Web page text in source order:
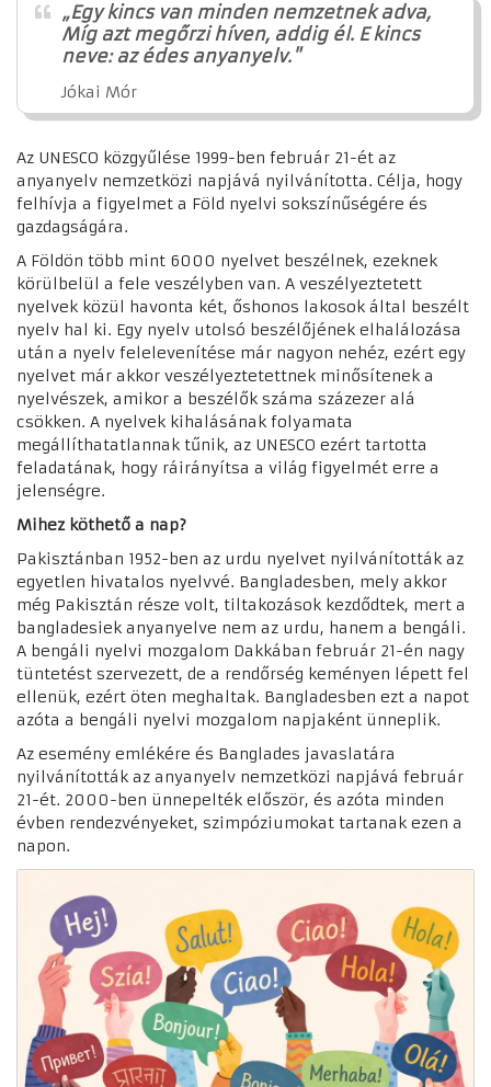
„Egy kincs van minden nemzetnek adva,
Míg azt megőrzi híven, addig él. E kincs
neve: az édes anyanyelv."
Jókai Mór
Az UNESCO közgyűlése 1999-ben február 21-ét az
anyanyelv nemzetközi napjává nyilvánította. Célja, hogy
felhívja a figyelmet a Föld nyelvi sokszínűségére és
gazdagságára.
A Földön több mint 6000 nyelvet beszélnek, ezeknek
körülbelül a fele veszélyben van. A veszélyeztetett
nyelvek közül havonta két, őshonos lakosok által beszélt
nyelv hal ki. Egy nyelv utolsó beszélőjének elhalálozása
után a nyelv felelevenítése már nagyon nehéz, ezért egy
nyelvet már akkor veszélyeztetettnek minősítenek a
nyelvészek, amikor a beszélők száma százezer alá
csökken. A nyelvek kihalásának folyamata
megállíthatatlannak tűnik, az UNESCO ezért tartotta
feladatának, hogy ráirányítsa a világ figyelmét erre a
jelenségre.
Mihez köthető a nap?
Pakisztánban 1952-ben az urdu nyelvet nyilvánították az
egyetlen hivatalos nyelvvé. Bangladesben, mely akkor
még Pakisztán része volt, tiltakozások kezdődtek, mert a
bangladesiek anyanyelve nem az urdu, hanem a bengáli.
A bengáli nyelvi mozgalom Dakkában február 21-én nagy
tüntetést szervezett, de a rendőrség keményen lépett fel
ellenük, ezért öten meghaltak. Bangladesben ezt a napot
azóta a bengáli nyelvi mozgalom napjaként ünneplik.
Az esemény emlékére és Banglades javaslatára
nyilvánították az anyanyelv nemzetközi napjává február
21-ét. 2000-ben ünnepelték először, és azóta minden
évben rendezvényeket, szimpóziumokat tartanak ezen a
napon.